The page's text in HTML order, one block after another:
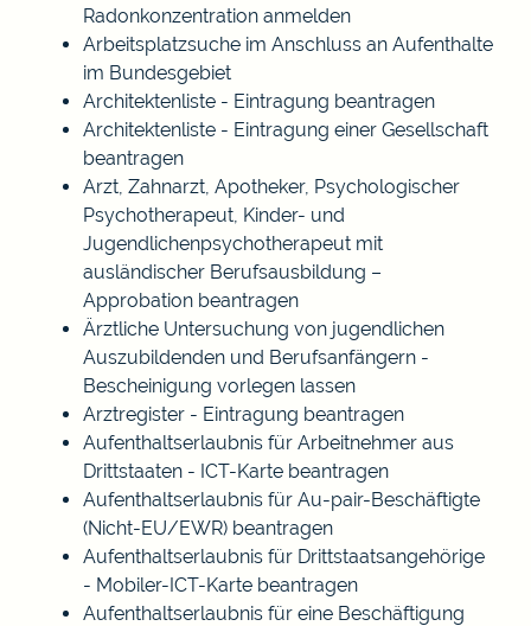
Radonkonzentration anmelden
Arbeitsplatzsuche im Anschluss an Aufenthalte
im Bundesgebiet
Architektenliste - Eintragung beantragen
Architektenliste - Eintragung einer Gesellschaft
beantragen
Arzt, Zahnarzt, Apotheker, Psychologischer
Psychotherapeut, Kinder- und
Jugendlichenpsychotherapeut mit
ausländischer Berufsausbildung –
Approbation beantragen
Ärztliche Untersuchung von jugendlichen
Auszubildenden und Berufsanfängern -
Bescheinigung vorlegen lassen
Arztregister - Eintragung beantragen
Aufenthaltserlaubnis für Arbeitnehmer aus
Drittstaaten - ICT-Karte beantragen
Aufenthaltserlaubnis für Au-pair-Beschäftigte
(Nicht-EU/EWR) beantragen
Aufenthaltserlaubnis für Drittstaatsangehörige
- Mobiler-ICT-Karte beantragen
Aufenthaltserlaubnis für eine Beschäftigung